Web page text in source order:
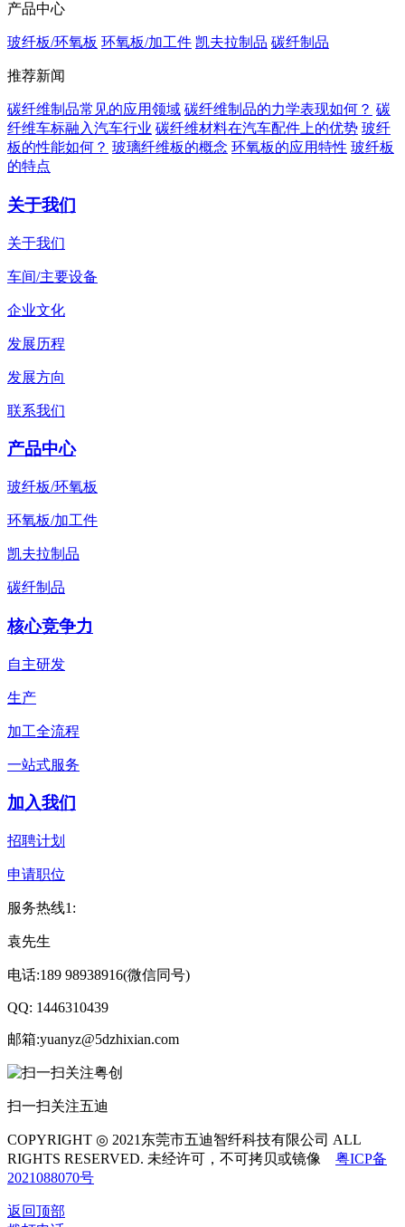
产品中心
玻纤板/环氧板 环氧板/加工件 凯夫拉制品 碳纤制品
推荐新闻
碳纤维制品常见的应用领域 碳纤维制品的力学表现如何？ 碳
纤维车标融入汽车行业 碳纤维材料在汽车配件上的优势 玻纤
板的性能如何？ 玻璃纤维板的概念 环氧板的应用特性 玻纤板
的特点
关于我们
关于我们
车间/主要设备
企业文化
发展历程
发展方向
联系我们
产品中心
玻纤板/环氧板
环氧板/加工件
凯夫拉制品
碳纤制品
核心竞争力
自主研发
生产
加工全流程
一站式服务
加入我们
招聘计划
申请职位
服务热线1:
袁先生
电话:189 98938916(微信同号)
QQ: 1446310439
邮箱:yuanyz@5dzhixian.com
扫一扫关注五迪
COPYRIGHT ◎ 2021东莞市五迪智纤科技有限公司 ALL
RIGHTS RESERVED. 未经许可，不可拷贝或镜像 粤ICP备
2021088070号
返回顶部